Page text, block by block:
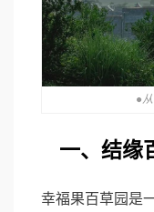
●
一、结缘
幸福果百草园是